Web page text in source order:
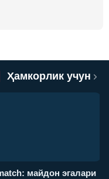
Ҳамкорлик учун
майдон эгалари